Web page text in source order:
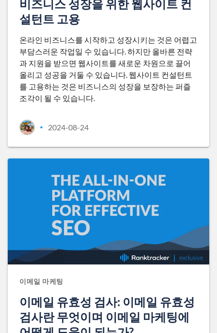
비즈니스 성장을 위한 웹사이트 컨
설턴트 고용
온라인 비즈니스를 시작하고 성장시키는 것은 어렵고
부담스러운 작업일 수 있습니다. 하지만 올바른 전략
과 지원을 받으면 웹사이트를 새로운 차원으로 끌어
올리고 성공을 거둘 수 있습니다. 웹사이트 컨설턴트
를 고용하는 것은 비즈니스의 성장을 보장하는 퍼즐
조각이 될 수 있습니다.
• 2024-08-24
이메일 마케팅
이메일 유효성 검사: 이메일 유효성
검사란 무엇이며 이메일 마케팅에